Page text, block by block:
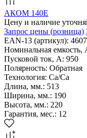
АКОМ 140Е
Цену и наличие
Запрос цены (розница)
EAN-13 (артикул):
Номинальная емкость,
Пусковой ток, А: 950
Полярность: Обратная
Технология: Са/Са
Длина, мм.: 513
Ширина, мм.: 190
Высота, мм.: 220
Гарантия, мес.: 12